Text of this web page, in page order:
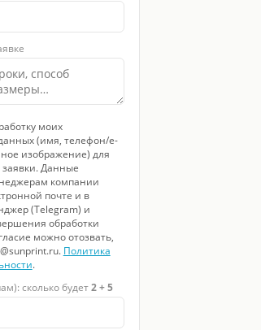
моих
(имя, телефон/e-
изображение) для
заявки. Данные
компании
почте и в
(Telegram) и
обработки
можно отозвать,
Политика
.
сколько будет2 + 5